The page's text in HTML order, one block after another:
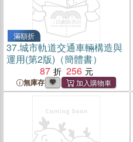
滿額折
37.城市軌道交通車輛構造與
運用(第2版)（簡體書）
87
256
無庫存